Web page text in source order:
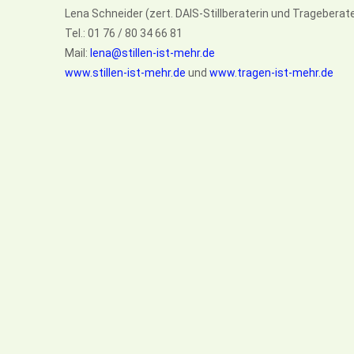
Lena Schneider (zert. DAIS-Stillberaterin und
Tel.: 01 76 / 80 34 66 81
Mail: lena@stillen-ist-mehr.de
www.stillen-ist-mehr.de und www.tragen-ist-mehr.de